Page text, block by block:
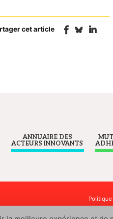
cet article
ANNUAIRE DES
ACTEURS INNOVANTS